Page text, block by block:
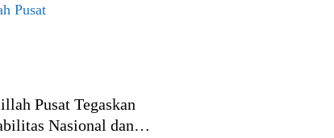
Pusat
Pusat Tegaskan
Nasional dan